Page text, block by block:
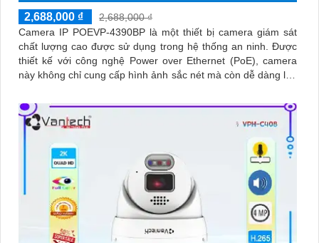
2,688,000 ₫
2,688,000 ₫
Camera IP POEVP-4390BP là một thiết bị camera giám sát
chất lượng cao được sử dụng trong hệ thống an ninh. Được
thiết kế với công nghệ Power over Ethernet (PoE), camera
này không chỉ cung cấp hình ảnh sắc nét mà còn dễ dàng lắp